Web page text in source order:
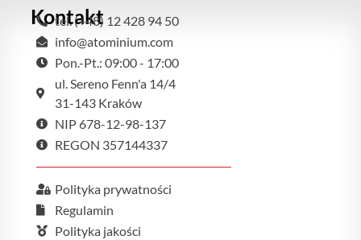
Kontakt
tel. (+48) 12 428 94 50
info@atominium.com
Pon.-Pt.: 09:00 - 17:00
ul. Sereno Fenn'a 14/4
31-143 Kraków
NIP 678-12-98-137
REGON 357144337
Polityka prywatności
Regulamin
Polityka jakości